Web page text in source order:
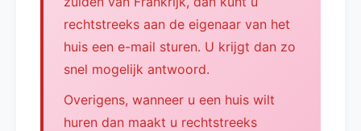
rechtstreeks aan de eigenaar van het
huis een e-mail sturen. U krijgt dan zo
snel mogelijk antwoord.
Overigens, wanneer u een huis wilt
huren dan maakt u rechtstreeks